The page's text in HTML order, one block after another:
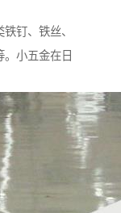
钉、铁丝、
小五金在日